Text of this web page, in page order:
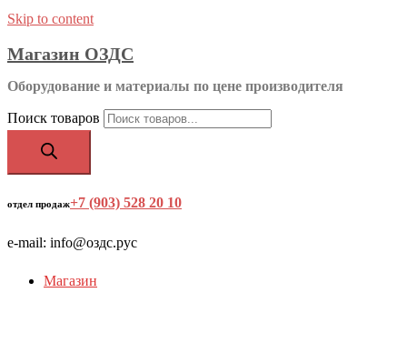
Skip to content
Магазин ОЗДС
Оборудование и материалы по цене производителя
Поиск товаров
отдел продаж+7 (903) 528 20 10
e-mail: info@оздс.рус
Магазин